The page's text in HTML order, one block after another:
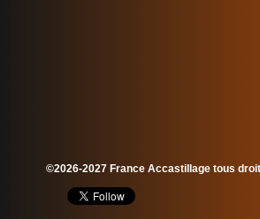
©2026-2027 France Accastillage tous